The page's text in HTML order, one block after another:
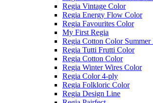
Regia Vintage Color
Regia Energy Flow Color
Regia Favourites Color
My First Regia
Regia Cotton Color Summer
Regia Tutti Frutti Color
Regia Cotton Color
Regia Winter Wires Color
Regia Color 4-ply
Regia Folkloric Color
Regia Design Line